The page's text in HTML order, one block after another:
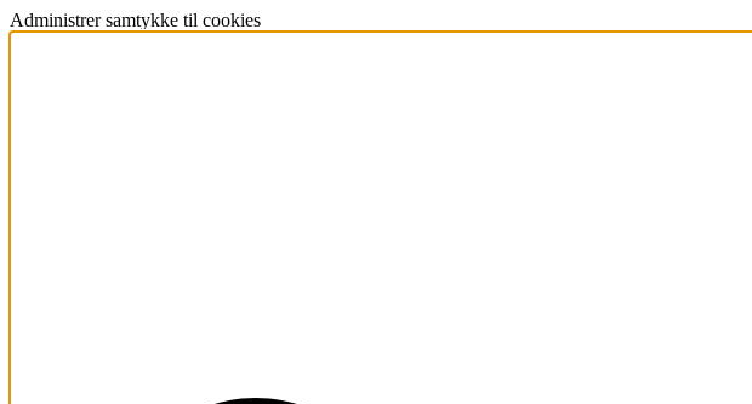
Administrer samtykke til cookies